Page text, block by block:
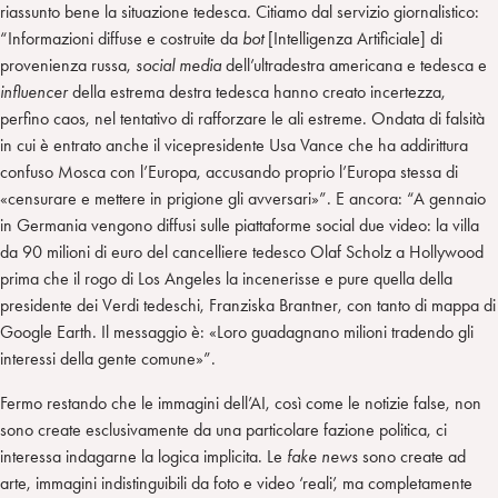
riassunto bene la situazione tedesca. Citiamo dal servizio giornalistico:
“Informazioni diffuse e costruite da bot[Intelligenza Artificiale] di
provenienza russa, social mediadell’ultradestra americana e tedesca e
influencerdella estrema destra tedesca hanno creato incertezza,
perfino caos, nel tentativo di rafforzare le ali estreme. Ondata di falsità
in cui è entrato anche il vicepresidente Usa Vance che ha addirittura
confuso Mosca con l’Europa, accusando proprio l’Europa stessa di
«censurare e mettere in prigione gli avversari»”. E ancora: “A gennaio
in Germania vengono diffusi sulle piattaforme social due video: la villa
da 90 milioni di euro del cancelliere tedesco Olaf Scholz a Hollywood
prima che il rogo di Los Angeles la incenerisse e pure quella della
presidente dei Verdi tedeschi, Franziska Brantner, con tanto di mappa di
Google Earth. Il messaggio è: «Loro guadagnano milioni tradendo gli
interessi della gente comune»”.
Fermo restando che le immagini dell’AI, così come le notizie false, non
sono create esclusivamente da una particolare fazione politica, ci
interessa indagarne la logica implicita. Le fake news sono create ad
arte, immagini indistinguibili da foto e video ‘reali’, ma completamente